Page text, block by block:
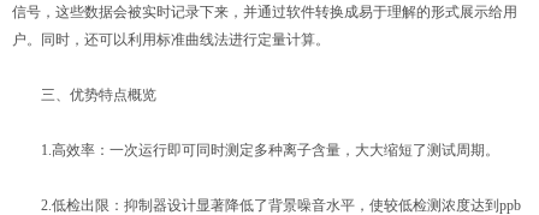
信号，这些数据会被实时记录下来，并通过软件转换成易于理解的形式展示给用
户。同时，还可以利用标准曲线法进行定量计算。
三、优势特点概览
1.高效率：一次运行即可同时测定多种离子含量，大大缩短了测试周期。
2.低检出限：抑制器设计显著降低了背景噪音水平，使较低检测浓度达到ppb